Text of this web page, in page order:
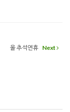
올 추석연휴 Next